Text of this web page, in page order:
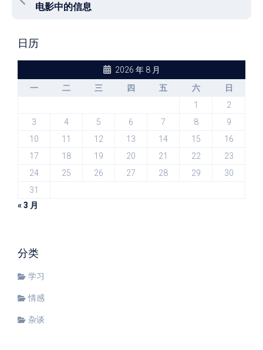
电影中的信息
日历
2026 年 8 月
一
二 三 四 五 六
日
1
2
3
4 5 6 7 8
9
10
11 12 13 14 15
16
17
18 19 20 21 22
23
24
25 26 27 28 29
30
31
« 3 月
分类
学习
情感
杂谈